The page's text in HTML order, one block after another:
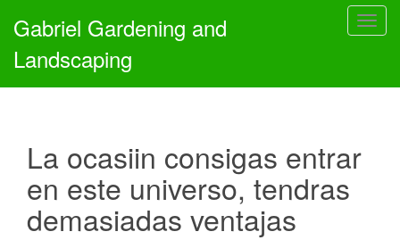
T
g
Gabriel Gardening and
Landscaping
La ocasiin consigas entrar
en este universo, tendras
demasiadas ventajas